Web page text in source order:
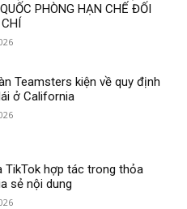
PHÒNG HẠN CHẾ ĐỐI
Teamsters kiện về quy định
ở California
TikTok hợp tác trong thỏa
sẻ nội dung